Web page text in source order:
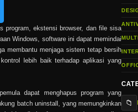
program, ekstensi browser, dan file sisa
Windows, software ini dapat memindai
membantu menjaga sistem tetap bersih
lebih baik terhadap aplikasi yang
dapat menghapus program yang
batch uninstall, yang memungkinkan
📁